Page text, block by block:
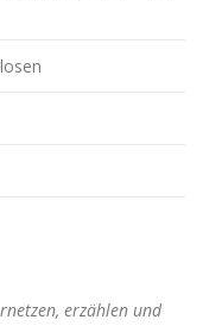
erzählen und